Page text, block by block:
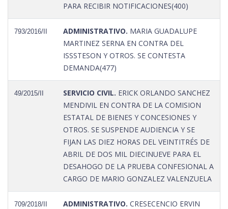
PARA RECIBIR NOTIFICACIONES(400)
793/2016/II ADMINISTRATIVO. MARIA GUADALUPE
MARTINEZ SERNA EN CONTRA DEL
ISSSTESON Y OTROS. SE CONTESTA
DEMANDA(477)
49/2015/II SERVICIO CIVIL. ERICK ORLANDO SANCHEZ
MENDIVIL EN CONTRA DE LA COMISION
ESTATAL DE BIENES Y CONCESIONES Y
OTROS. SE SUSPENDE AUDIENCIA Y SE
FIJAN LAS DIEZ HORAS DEL VEINTITRÉS DE
ABRIL DE DOS MIL DIECINUEVE PARA EL
DESAHOGO DE LA PRUEBA CONFESIONAL A
CARGO DE MARIO GONZALEZ VALENZUELA
709/2018/II ADMINISTRATIVO. CRESECENCIO ERVIN